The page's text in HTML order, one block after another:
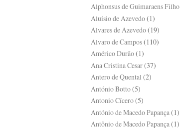
Alphonsus de Guimaraens Filho
Aluísio de Azevedo(1)
Alvares de Azevedo(19)
Alvaro de Campos(110)
Américo Durão(1)
Ana Cristina Cesar(37)
Antero de Quental (2)
António Botto(5)
Antonio Cícero(5)
António de Macedo Papança (1)
Antônio de Macedo Papança(1)